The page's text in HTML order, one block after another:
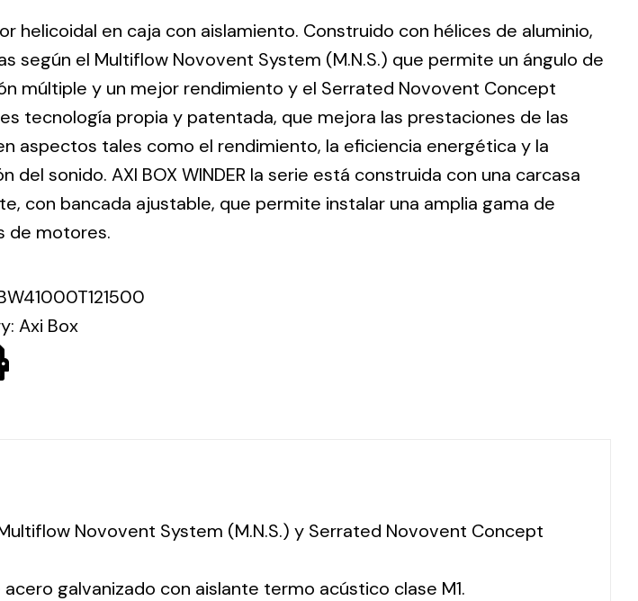
of
into
a greater
of
for
Solar lighting
solutions for all
kinds of needs.
helicoidal en caja con aislamiento. Construido con hélices de aluminio,
según el Multiflow Novovent System (M.N.S.) que permite un ángulo de
múltiple y un mejor rendimiento y el Serrated Novovent Concept
es tecnología propia y patentada, que mejora las prestaciones de las
aspectos tales como el rendimiento, la eficiencia energética y la
del sonido. AXI BOX WINDER la serie está construida con una carcasa
con bancada ajustable, que permite instalar una amplia gama de
de motores.
Axi Box
Novovent System (M.N.S.) y Serrated Novovent Concept
galvanizado con aislante termo acústico clase M1.